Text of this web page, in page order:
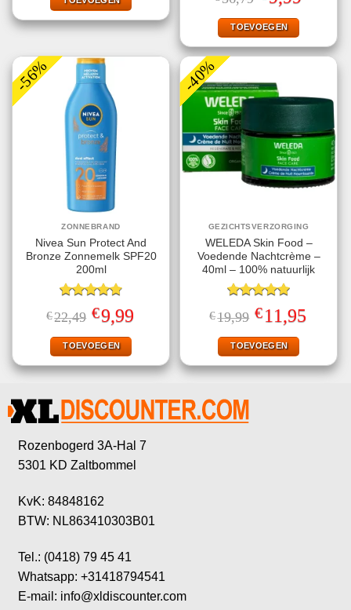
prijs
was:
€36,79.
prijs
TOEVOEGEN
-56%
ZONNEBRAND
Nivea Sun Protect And
Bronze Zonnemelk SPF20
200ml
Gewaardeerd
4.78uit 5
€22,49 Oorspronkelijke
prijs
was:
€22,49.
€9,99Huidige
prijs
TOEVOEGEN
-40%
GEZICHTSVERZORGING
WELEDA Skin Food –
Voedende Nachtcrème –
40ml – 100% natuurlijk
Gewaardeerd
5.00uit 5
€19,99 Oorspronkelijke
prijs
was:
€19,99.
€11,95prijs
TOEVOEGEN
Rozenbogerd 3A-Hal 7
5301 KD Zaltbommel
KvK: 84848162
BTW: NL863410303B01
Tel.: (0418) 79 45 41
Whatsapp: +31418794541
E-mail: info@xldiscounter.com